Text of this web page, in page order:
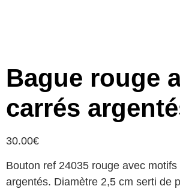
Bague rouge
carrés
30.00€
Bouton ref 24035 rouge avec
argentés. Diamètre 2,5 cm serti de